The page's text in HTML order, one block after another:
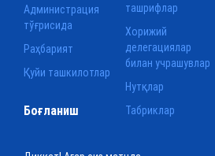
ташрифлар
Хорижий
делегациялар
билан учрашувлар
Нутқлар
Табриклар
Администрация
тўғрисида
Раҳбарият
Қуйи ташкилотлар
Боғланиш